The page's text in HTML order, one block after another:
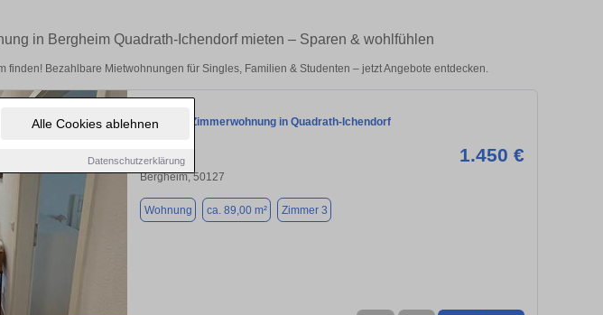
Alle Cookies ablehnen
Datenschutzerklärung
in Bergheim Quadrath-Ichendorf mieten – Sparen & wohlfühlen
finden! Bezahlbare Mietwohnungen für Singles, Familien & Studenten – jetzt Angebote entdecken.
Schöne 3 Zimmerwohnung in Quadrath-Ichendorf
1.450 €
Bergheim, 50127
Wohnung ca. 89,00 m² Zimmer 3